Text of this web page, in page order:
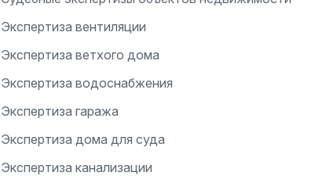
Экспертиза вентиляции
Экспертиза ветхого дома
Экспертиза водоснабжения
Экспертиза гаража
Экспертиза дома для суда
Экспертиза канализации